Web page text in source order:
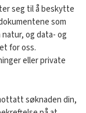
seg til å beskytte
som
og data- og
for oss.
eller private
søknaden din,